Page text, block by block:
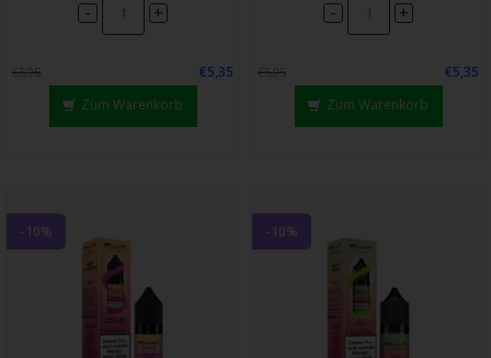
- +
€5,95
€5,35
Zum Warenkorb
- +
€5,95
€5,35
Zum Warenkorb
-10% -10%